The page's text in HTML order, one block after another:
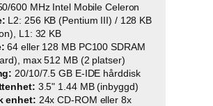
600 MHz Intel Mobile Celeron
L2: 256 KB (Pentium III) / 128 KB
L1: 32 KB
64 eller 128 MB PC100 SDRAM
max 512 MB (2 platser)
20/10/7.5 GB E-IDE hårddisk
3.5" 1.44 MB (inbyggd)
enhet: 24x CD-ROM eller 8x